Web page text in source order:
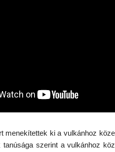
menekítettek ki a vulkánhoz
tanúsága szerint a vulkánhoz